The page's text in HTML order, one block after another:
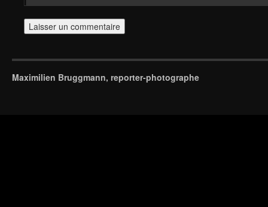
Maximilien Bruggmann, reporter-photographe